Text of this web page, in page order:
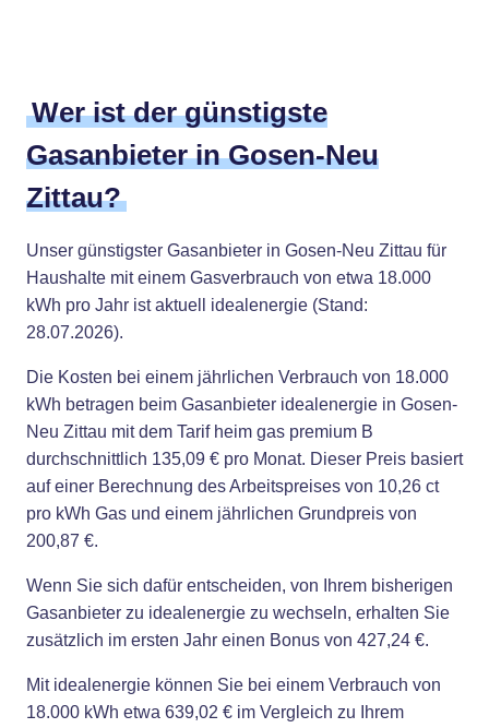
Wer ist der günstigste
Gasanbieter in Gosen-Neu
Zittau?
Unser günstigster Gasanbieter in Gosen-Neu Zittau für
Haushalte mit einem Gasverbrauch von etwa 18.000
kWh pro Jahr ist aktuell idealenergie (Stand:
28.07.2026).
Die Kosten bei einem jährlichen Verbrauch von 18.000
kWh betragen beim Gasanbieter idealenergie in Gosen-
Neu Zittau mit dem Tarif heim gas premium B
durchschnittlich 135,09 € pro Monat. Dieser Preis basiert
auf einer Berechnung des Arbeitspreises von 10,26 ct
pro kWh Gas und einem jährlichen Grundpreis von
200,87 €.
Wenn Sie sich dafür entscheiden, von Ihrem bisherigen
Gasanbieter zu idealenergie zu wechseln, erhalten Sie
zusätzlich im ersten Jahr einen Bonus von 427,24 €.
Mit idealenergie können Sie bei einem Verbrauch von
18.000 kWh etwa 639,02 € im Vergleich zu Ihrem